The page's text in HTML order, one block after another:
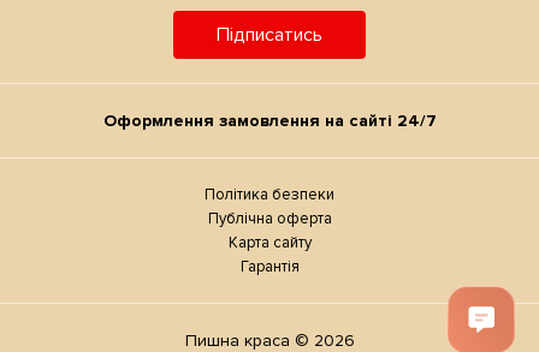
Підписатись
Оформлення замовлення на сайтi 24/7
Політика безпеки
Публічна оферта
Карта сайту
Гарантія
Пишна краса © 2026